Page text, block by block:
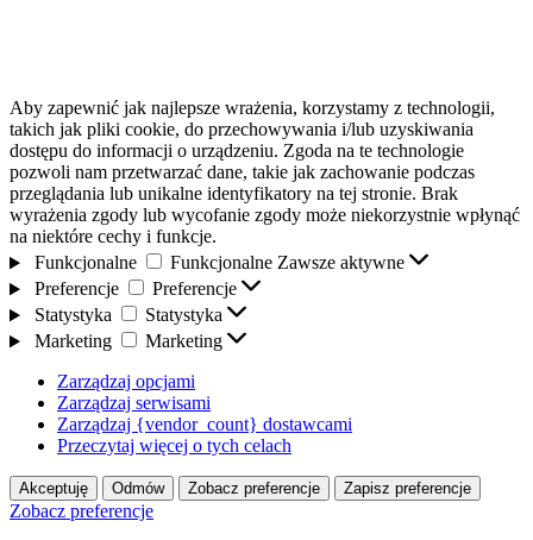
Aby zapewnić jak najlepsze wrażenia, korzystamy z technologii,
takich jak pliki cookie, do przechowywania i/lub uzyskiwania
dostępu do informacji o urządzeniu. Zgoda na te technologie
pozwoli nam przetwarzać dane, takie jak zachowanie podczas
przeglądania lub unikalne identyfikatory na tej stronie. Brak
wyrażenia zgody lub wycofanie zgody może niekorzystnie wpłynąć
na niektóre cechy i funkcje.
Funkcjonalne
Funkcjonalne Zawsze aktywne
Preferencje
Preferencje
Statystyka
Statystyka
Marketing
Marketing
Zarządzaj opcjami
Zarządzaj serwisami
Zarządzaj {vendor_count} dostawcami
Przeczytaj więcej o tych celach
Akceptuję Odmów Zobacz preferencje Zapisz preferencje
Zobacz preferencje